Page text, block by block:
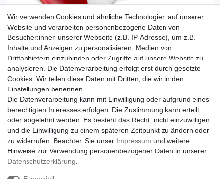
Wir verwenden Cookies und ähnliche Technologien auf unserer
Website und verarbeiten personenbezogene Daten von
Besucher:innen unserer Webseite (z.B. IP-Adresse), um z.B.
Inhalte und Anzeigen zu personalisieren, Medien von
Drittanbietern einzubinden oder Zugriffe auf unsere Website zu
analysieren. Die Datenverarbeitung erfolgt erst durch gesetzte
Cookies. Wir teilen diese Daten mit Dritten, die wir in den
Einstellungen benennen.
Die Datenverarbeitung kann mit Einwilligung oder aufgrund eines
berechtigten Interesses erfolgen. Die Zustimmung kann erteilt
oder abgelehnt werden. Es besteht das Recht, nicht einzuwilligen
und die Einwilligung zu einem späteren Zeitpunkt zu ändern oder
zu widerrufen. Beachten Sie unser Impressum und weitere
Hinweise zur Verwendung personenbezogener Daten in unserer
Daten­schutz­erklärung